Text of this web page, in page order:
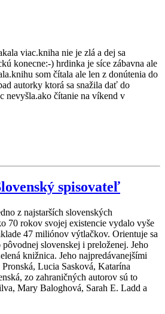
viac.kniha nie je zlá a dej sa
konecne:-) hrdinka je síce zábavna ale
som čítala ale len z donútenia do
autorky ktorá sa snažila dať do
nevyšla.ako čítanie na víkend v
spisovateľ
z najstarších slovenských
70 rokov svojej existencie vydalo vyše
47 miliónov výtlačkov. Orientuje sa
slovenskej i preloženej. Jeho
knižnica. Jeho najpredávanejšími
Lucia Sasková, Katarína
zo zahraničných autorov sú to
Mary Baloghová, Sarah E. Ladd a